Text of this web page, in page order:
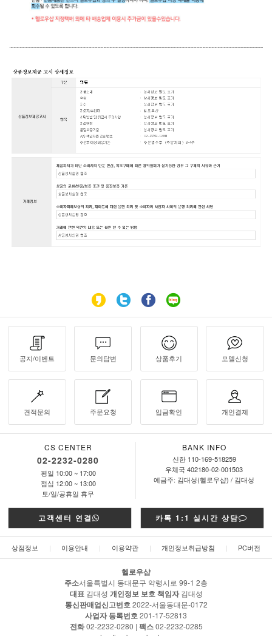
공지/이벤트 문의답변 상품후기 모델신청
견적문의 주문요청 입금확인 개인결제
CS CENTER
02-2232-0280
평일 10:00 ~ 17:00
점심 12:00 ~ 13:00
토/일/공휴일 휴무
BANK INFO
신한 110-169-518259
우체국 402180-02-001503
예금주: 김대성(헬로우샵) / 김대성
고객센터 연결 카톡 1:1 실시간 상담
상점정보 | 이용안내 | 이용약관 | 개인정보취급방침 | PC버전
헬로우샵
주소서울특별시 동대문구 약령시로 99-1 2층
대표 김대성 개인정보 보호 책임자김대성
통신판매업신고번호 2022-서울동대문-0172
사업자 등록번호201-17-52813
전화02-2232-0280 | 팩스02-2232-0285